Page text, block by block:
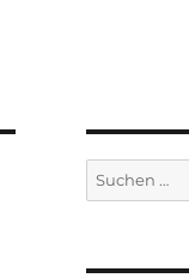
Suche
nach: